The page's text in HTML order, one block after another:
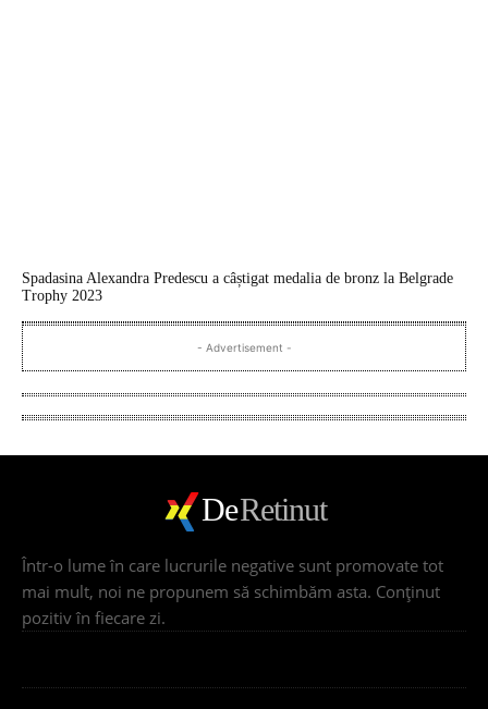
Spadasina Alexandra Predescu a câștigat medalia de bronz la Belgrade
Trophy 2023
- Advertisement -
DeRetinut
Într-o lume în care lucrurile negative sunt promovate tot
mai mult, noi ne propunem să schimbăm asta. Conţinut
pozitiv în fiecare zi.